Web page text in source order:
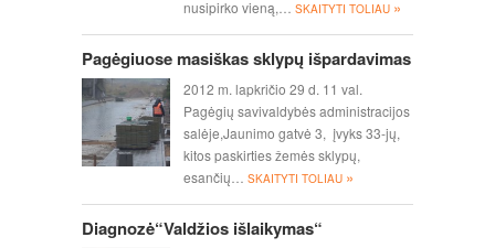
nusipirko vieną,… SKAITYTI TOLIAU »
Pagėgiuose masiškas sklypų išpardavimas
2012 m. lapkričio 29 d. 11 val.
Pagėgių savivaldybės administracijos
salėje,Jaunimo gatvė 3, įvyks 33-jų,
kitos paskirties žemės sklypų,
esančių…
SKAITYTI TOLIAU »
Diagnozė“Valdžios išlaikymas“